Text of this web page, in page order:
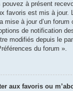
à présent
favoris est mis à jour.
mise à jour d’un forum
de notification
modifiés depuis le
du forum ».
aux favoris ou